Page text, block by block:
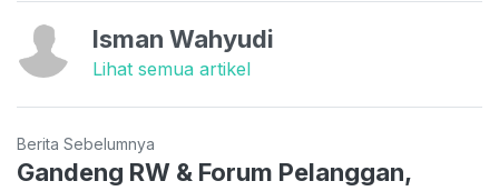
Isman Wahyudi
Lihat semua artikel
Berita Sebelumnya
Gandeng RW & Forum Pelanggan,